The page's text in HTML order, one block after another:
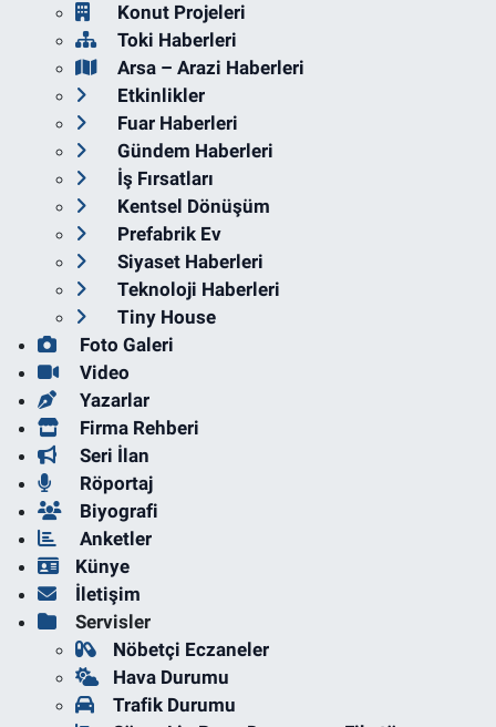
Konut Projeleri
Toki Haberleri
Arsa – Arazi Haberleri
Etkinlikler
Fuar Haberleri
Gündem Haberleri
İş Fırsatları
Kentsel Dönüşüm
Prefabrik Ev
Siyaset Haberleri
Teknoloji Haberleri
Tiny House
Foto Galeri
Video
Yazarlar
Firma Rehberi
Seri İlan
Röportaj
Biyografi
Anketler
Künye
İletişim
Servisler
Nöbetçi Eczaneler
Hava Durumu
Trafik Durumu